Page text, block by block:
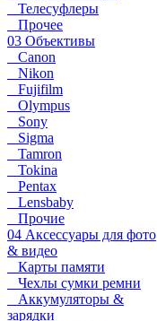
Телесуфлеры
Прочее
03 Объективы
Canon
Nikon
Fujifilm
Olympus
Sony
Sigma
Tamron
Tokina
Pentax
Lensbaby
Прочие
04 Аксессуары для фото
& видео
Карты памяти
Чехлы сумки ремни
Аккумуляторы &
зарядки